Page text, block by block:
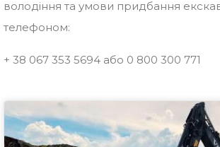
володіння та умови придбання
телефоном:
+ 38 067 353 5694 або 0 800 300 771